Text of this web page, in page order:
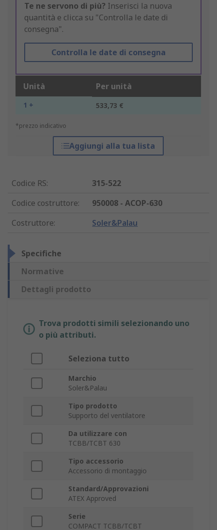
Te ne servono di più? Inserisci la nuova
quantità e clicca su "Controlla le date di
consegna".
Controlla le date di consegna
Unità Per unità
1 + 533,73 €
*prezzo indicativo
Aggiungi alla tua lista
Codice RS:
315-522
Codice costruttore:
950008 - ACOP-630
Costruttore: Soler&Palau
Specifiche
Normative
Dettagli prodotto
Trova prodotti simili selezionando uno
o più attributi.
Seleziona tutto
Marchio
Soler&Palau
Tipo prodotto
Supporto del ventilatore
Da utilizzare con
TCBB/TCBT 630
Tipo accessorio
Accessorio di montaggio
Standard/Approvazioni
ATEX Approved
Serie
COMPACT TCBB/TCBT